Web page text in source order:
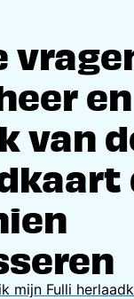
en
van
mijn Fulli